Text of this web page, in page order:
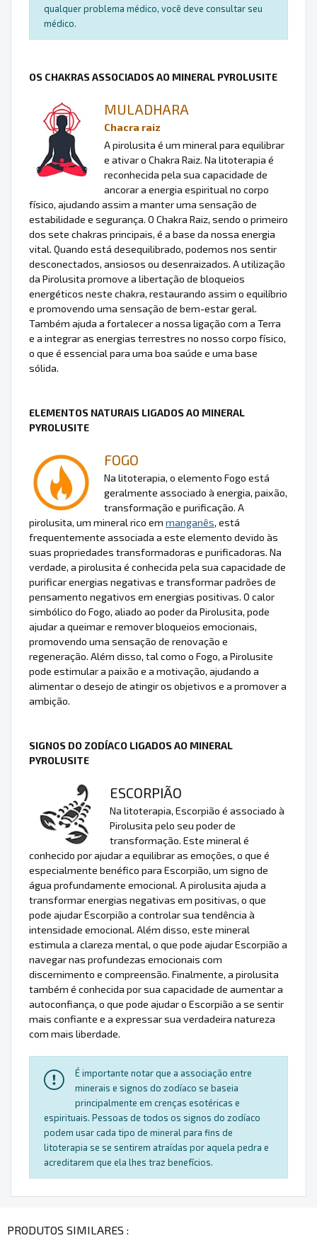
qualquer problema médico, você deve consultar seu
médico.
OS CHAKRAS ASSOCIADOS AO MINERAL PYROLUSITE
MULADHARA
Chacra raiz
A pirolusita é um mineral para equilibrar
e ativar o Chakra Raiz. Na litoterapia é
reconhecida pela sua capacidade de
ancorar a energia espiritual no corpo
físico, ajudando assim a manter uma sensação de
estabilidade e segurança. O Chakra Raiz, sendo o primeiro
dos sete chakras principais, é a base da nossa energia
vital. Quando está desequilibrado, podemos nos sentir
desconectados, ansiosos ou desenraizados. A utilização
da Pirolusita promove a libertação de bloqueios
energéticos neste chakra, restaurando assim o equilíbrio
e promovendo uma sensação de bem-estar geral.
Também ajuda a fortalecer a nossa ligação com a Terra
e a integrar as energias terrestres no nosso corpo físico,
o que é essencial para uma boa saúde e uma base
sólida.
ELEMENTOS NATURAIS LIGADOS AO MINERAL
PYROLUSITE
FOGO
Na litoterapia, o elemento Fogo está
geralmente associado à energia, paixão,
transformação e purificação. A
pirolusita, um mineral rico em manganês, está
frequentemente associada a este elemento devido às
suas propriedades transformadoras e purificadoras. Na
verdade, a pirolusita é conhecida pela sua capacidade de
purificar energias negativas e transformar padrões de
pensamento negativos em energias positivas. O calor
simbólico do Fogo, aliado ao poder da Pirolusita, pode
ajudar a queimar e remover bloqueios emocionais,
promovendo uma sensação de renovação e
regeneração. Além disso, tal como o Fogo, a Pirolusite
pode estimular a paixão e a motivação, ajudando a
alimentar o desejo de atingir os objetivos e a promover a
ambição.
SIGNOS DO ZODÍACO LIGADOS AO MINERAL
PYROLUSITE
ESCORPIÃO
Na litoterapia, Escorpião é associado à
Pirolusita pelo seu poder de
transformação. Este mineral é
conhecido por ajudar a equilibrar as emoções, o que é
especialmente benéfico para Escorpião, um signo de
água profundamente emocional. A pirolusita ajuda a
transformar energias negativas em positivas, o que
pode ajudar Escorpião a controlar sua tendência à
intensidade emocional. Além disso, este mineral
estimula a clareza mental, o que pode ajudar Escorpião a
navegar nas profundezas emocionais com
discernimento e compreensão. Finalmente, a pirolusita
também é conhecida por sua capacidade de aumentar a
autoconfiança, o que pode ajudar o Escorpião a se sentir
mais confiante e a expressar sua verdadeira natureza
com mais liberdade.
É importante notar que a associação entre
minerais e signos do zodíaco se baseia
principalmente em crenças esotéricas e
espirituais. Pessoas de todos os signos do zodíaco
podem usar cada tipo de mineral para fins de
litoterapia se se sentirem atraídas por aquela pedra e
acreditarem que ela lhes traz benefícios.
PRODUTOS SIMILARES :